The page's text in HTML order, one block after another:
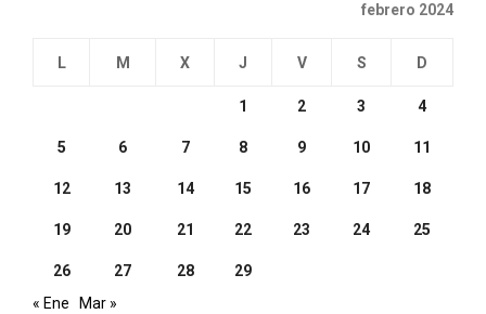
febrero 2024
L M X J V S D
1 2 3 4
5 6 7 8 9 10 11
12 13 14 15 16 17 18
19 20 21 22 23 24 25
26 27 28
29
« Ene
Mar »